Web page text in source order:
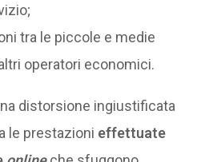
tra le piccole e medie
operatori economici.
distorsione ingiustificata
le prestazioni effettuate